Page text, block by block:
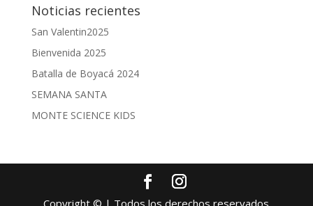
Noticias recientes
San Valentin2025
Bienvenida 2025
Batalla de Boyacá 2024
SEMANA SANTA
MONTE SCIENCE KIDS
Copyright © | Todos los derechos reservados